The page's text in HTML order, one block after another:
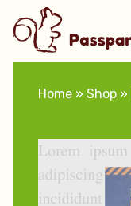
Home » Shop »